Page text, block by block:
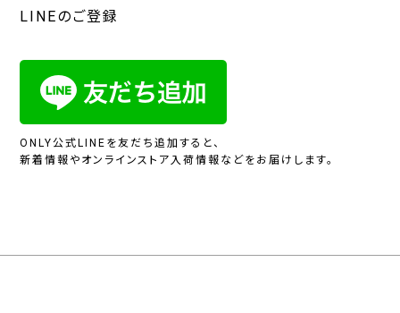
LINEのご登録
ONLY公式LINEを友だち追加すると、
新着情報やオンラインストア入荷情報などをお届けします。